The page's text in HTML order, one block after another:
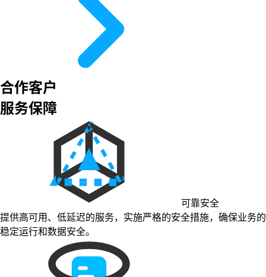
合作客户
服务保障
可靠安全
提供高可用、低延迟的服务，实施严格的安全措施，确保业务的
稳定运行和数据安全。